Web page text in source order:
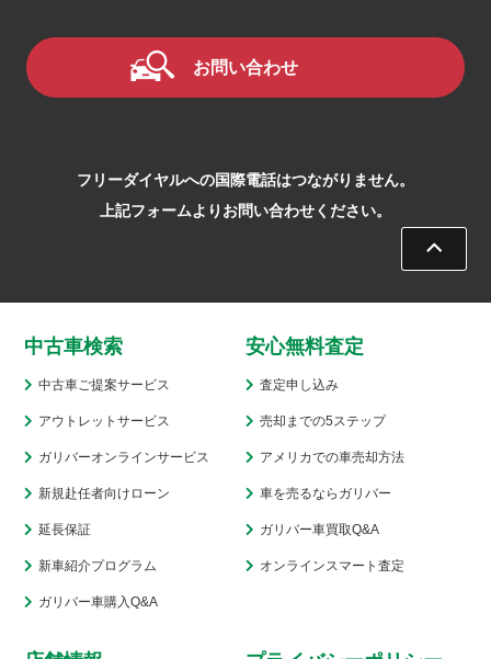
2025.03
2025.02
2025.01
2024.11
2024.10
2024.09
2024.08
お問い合わせ
フリーダイヤルへの国際電話はつながりません。
上記フォームよりお問い合わせください。
中古車検索
中古車ご提案サービス
アウトレットサービス
ガリバーオンラインサービス
新規赴任者向けローン
延長保証
新車紹介プログラム
ガリバー車購入Q&A
安心無料査定
査定申し込み
売却までの5ステップ
アメリカでの車売却方法
車を売るならガリバー
ガリバー車買取Q&A
オンラインスマート査定